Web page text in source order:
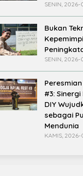
SENIN,
Bukan
SENIN,
#3: Sinergi
DIY
sebagai
Mendunia
KAMIS, 2026-